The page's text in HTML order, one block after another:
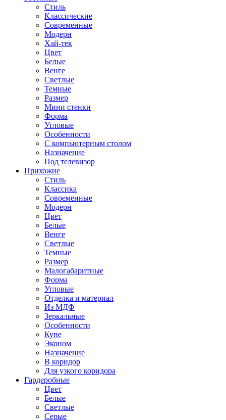
Стиль
Классические
Современные
Модерн
Хай-тек
Цвет
Белые
Венге
Светлые
Темные
Размер
Мини стенки
Форма
Угловые
Особенности
С компьютерным столом
Назначение
Под телевизор
Прихожие
Стиль
Классика
Современные
Модерн
Цвет
Белые
Венге
Светлые
Темные
Размер
Малогабаритные
Форма
Угловые
Отделка и материал
Из МДФ
Зеркальные
Особенности
Купе
Эконом
Назначение
В коридор
Для узкого коридора
Гардеробные
Цвет
Белые
Светлые
Серые